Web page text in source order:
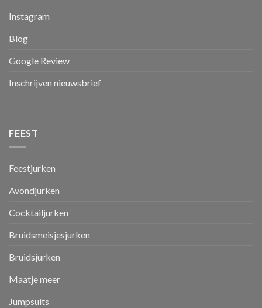
Instagram
Blog
Google Review
Inschrijven nieuwsbrief
FEEST
Feestjurken
Avondjurken
Cocktailjurken
Bruidsmeisjesjurken
Bruidsjurken
Maatje meer
Jumpsuits